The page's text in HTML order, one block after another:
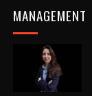
MANAGEMENT